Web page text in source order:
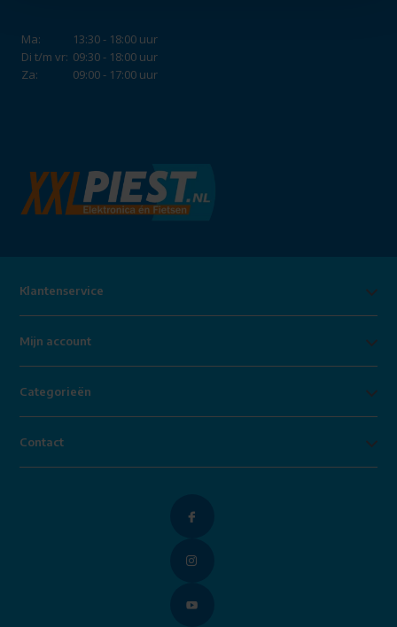
Ma:
13:30 - 18:00 uur
Di t/m vr: 09:30 - 18:00 uur
Za:
09:00 - 17:00 uur
Klantenservice
Mijn account
Categorieën
Contact